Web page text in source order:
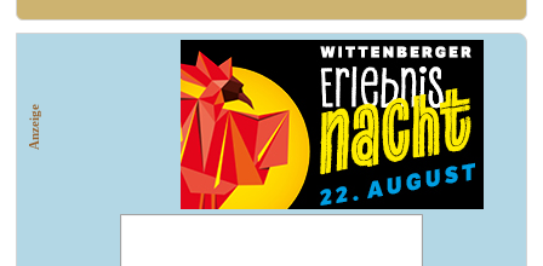
+++ Fußball Oberliga Süd 1. Spieltag: SG Union Sandersdorf - VfB 1921 Krieschow,
Anzeige